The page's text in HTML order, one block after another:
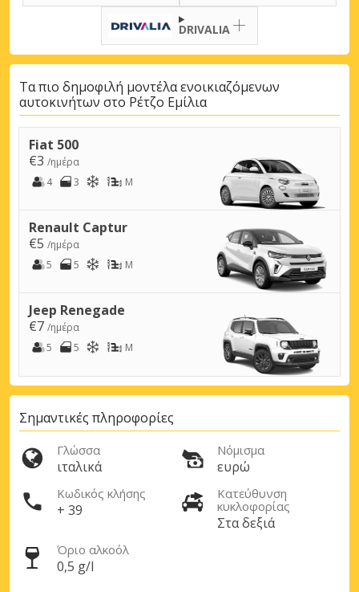
DRIVALIA
Τα πιο δημοφιλή μοντέλα ενοικιαζόμενων
αυτοκινήτων στο Ρέτζο Εμίλια
Fiat 500
€3 /ημέρα
4
3 M
Renault Captur
€5 /ημέρα
5
5 M
Jeep Renegade
€7 /ημέρα
5
5 M
Σημαντικές πληροφορίες
Γλώσσα
ιταλικά
Νόμισμα
ευρώ
Κωδικός κλήσης
+ 39
Κατεύθυνση
κυκλοφορίας
Στα δεξιά
Όριο αλκοόλ
0,5 g/l